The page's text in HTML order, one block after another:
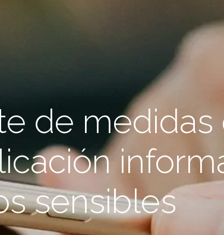
de medidas
sensibles